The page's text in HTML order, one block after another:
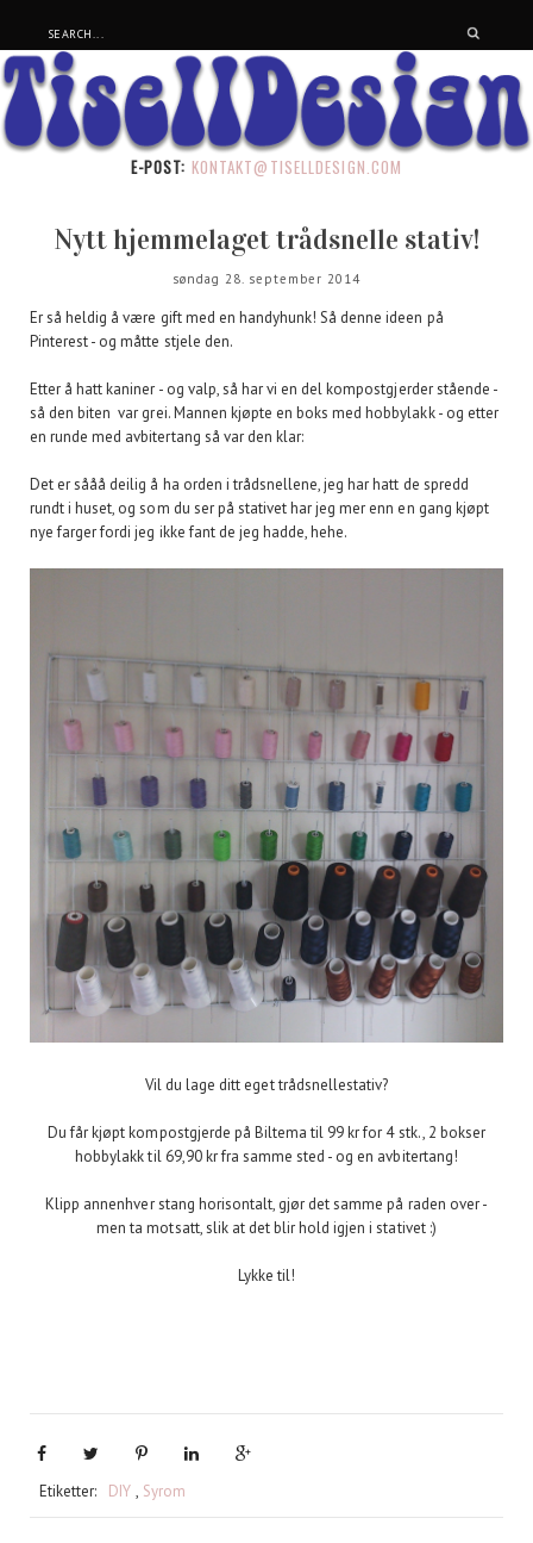
E-POST: KONTAKT@TISELLDESIGN.COM
Nytt hjemmelaget trådsnelle stativ!
søndag 28. september 2014
Er så heldig å være gift med en handyhunk! Så denne ideen på
Pinterest - og måtte stjele den.
Etter å hatt kaniner - og valp, så har vi en del kompostgjerder stående -
så den biten var grei. Mannen kjøpte en boks med hobbylakk - og etter
en runde med avbitertang så var den klar:
Det er sååå deilig å ha orden i trådsnellene, jeg har hatt de spredd
rundt i huset, og som du ser på stativet har jeg mer enn en gang kjøpt
nye farger fordi jeg ikke fant de jeg hadde, hehe.
Vil du lage ditt eget trådsnellestativ?
Du får kjøpt kompostgjerde på Biltema til 99 kr for 4 stk., 2 bokser
hobbylakk til 69,90 kr fra samme sted - og en avbitertang!
Klipp annenhver stang horisontalt, gjør det samme på raden over -
men ta motsatt, slik at det blir hold igjen i stativet :)
Lykke til!
Etiketter: DIY , Syrom